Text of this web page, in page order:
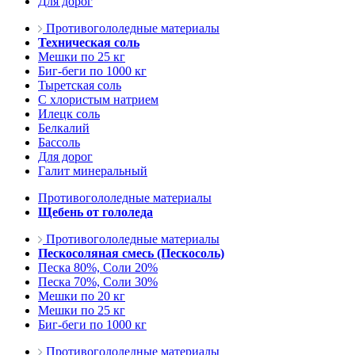
Противогололедные материалы
Техническая соль
Мешки по 25 кг
Биг-беги по 1000 кг
Тыретская соль
С хлористым натрием
Илецк соль
Белкалий
Бассоль
Для дорог
Галит минеральный
Противогололедные материалы
Щебень от гололеда
Противогололедные материалы
Пескосоляная смесь (Пескосоль)
Песка 80%, Соли 20%
Песка 70%, Соли 30%
Мешки по 20 кг
Мешки по 25 кг
Биг-беги по 1000 кг
Противогололедные материалы